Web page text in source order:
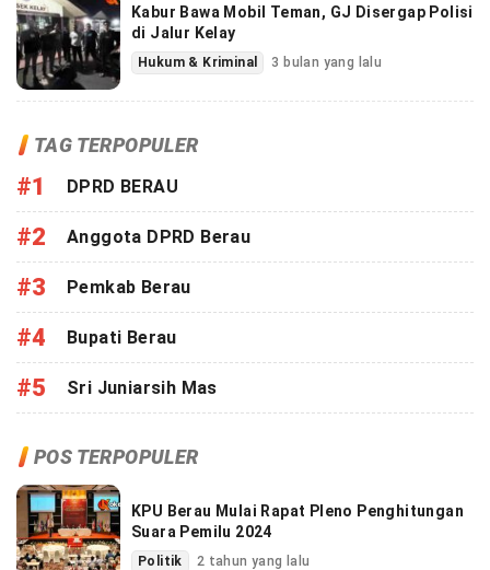
Kabur Bawa Mobil Teman, GJ Disergap Polisi
di Jalur Kelay
Hukum & Kriminal 3 bulan yang lalu
TAG TERPOPULER
#1 DPRD BERAU
#2 Anggota DPRD Berau
#3 Pemkab Berau
#4 Bupati Berau
#5 Sri Juniarsih Mas
POS TERPOPULER
KPU Berau Mulai Rapat Pleno Penghitungan
Suara Pemilu 2024
Politik 2 tahun yang lalu